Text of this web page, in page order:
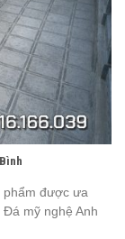
phẩm được ưa
mỹ nghệ Anh